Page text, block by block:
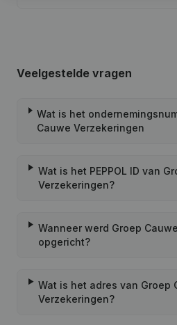
Veelgestelde vragen
Wat is het
Cauwe Verzekeringen
Wat is het PEPPOL ID van
Verzekeringen?
Wanneer werd Groep
opgericht?
Wat is het adres van Groep
Verzekeringen?